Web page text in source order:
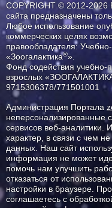
COPYRIGHT © 2012-
сайта предназначены
Любое использование
коммерческих целях
правообладателя:
«Зоогалактика®».
Фонд содействия учебно-
взрослых
9715306378/771501001
Администрация Портала
неперсонализированные
сервисов веб-аналитики.
характер, в связи с чем
данных. Наш сайт
информация не может
помочь нам улучшить
отказаться от
настройки в браузере.
соглашаетесь с